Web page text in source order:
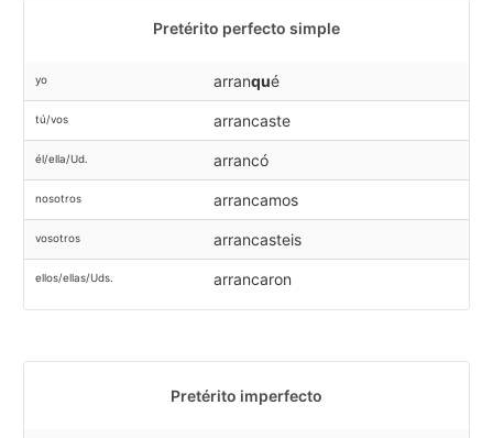
Pretérito perfecto simple
yo arranqué
tú/vos arrancaste
él/ella/Ud. arrancó
nosotros arrancamos
vosotros arrancasteis
ellos/ellas/Uds. arrancaron
Pretérito imperfecto